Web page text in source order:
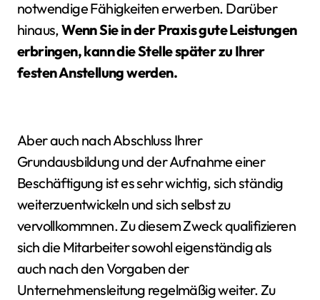
notwendige Fähigkeiten erwerben. Darüber
hinaus,Wenn Sie in der Praxis gute Leistungen
erbringen, kann die Stelle später zu Ihrer
festen Anstellung werden.
Aber auch nach Abschluss Ihrer
Grundausbildung und der Aufnahme einer
Beschäftigung ist es sehr wichtig, sich ständig
weiterzuentwickeln und sich selbst zu
vervollkommnen. Zu diesem Zweck qualifizieren
sich die Mitarbeiter sowohl eigenständig als
auch nach den Vorgaben der
Unternehmensleitung regelmäßig weiter. Zu